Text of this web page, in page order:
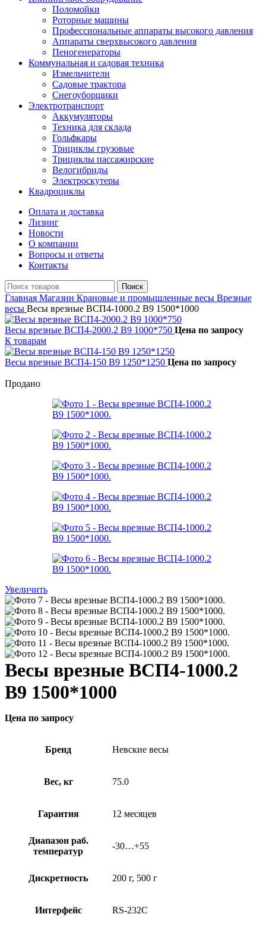
Поломойки
Роторные машины
Профессиональные аппараты высокого давления
Аппараты сверхвысокого давления
Пеногенераторы
Коммунальная и садовая техника
Измельчители
Садовые трактора
Снегоуборщики
Электротранспорт
Аккумуляторы
Техника для склада
Гольфкары
Трициклы грузовые
Трициклы пассажирские
Велогибриды
Электроскутеры
Квадроциклы
Оплата и доставка
Лизинг
Новости
О компании
Вопросы и ответы
Контакты
Поиск
Главная Магазин Крановые и промышленные весы Врезные
весы Весы врезные ВСП4-1000.2 В9 1500*1000
Весы врезные ВСП4-2000.2 В9 1000*750 Цена по запросу
К товарам
Весы врезные ВСП4-150 В9 1250*1250 Цена по запросу
Продано
Увеличить
Весы врезные ВСП4-1000.2
В9 1500*1000
Цена по запросу
Бренд Невские весы
Вес, кг 75.0
Гарантия 12 месяцев
Диапазон раб.
температур
-30…+55
Дискретность 200 г, 500 г
Интерфейс RS-232C